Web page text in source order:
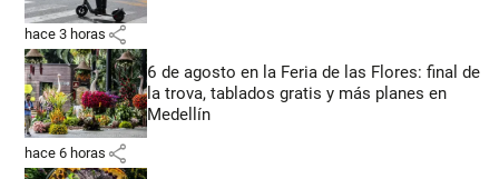
hace 3 horas share
6 de agosto en la Feria de las Flores: final de
la trova, tablados gratis y más planes en
Medellín
hace 6 horas share